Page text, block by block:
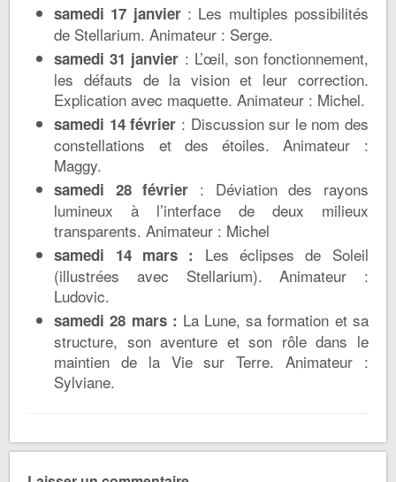
samedi 17 janvier: Les multiples possibilités
de Stellarium. Animateur : Serge.
samedi 31 janvier : L’œil, son fonctionnement,
les défauts de la vision et leur correction.
Explication avec maquette. Animateur : Michel.
samedi 14 février : Discussion sur le nom des
constellations et des étoiles. Animateur :
Maggy.
samedi 28 février : Déviation des rayons
lumineux à l’interface de deux milieux
transparents. Animateur : Michel
samedi 14 mars : Les éclipses de Soleil
(illustrées avec Stellarium). Animateur :
Ludovic.
samedi 28 mars : La Lune, sa formation et sa
structure, son aventure et son rôle dans le
maintien de la Vie sur Terre. Animateur :
Sylviane.